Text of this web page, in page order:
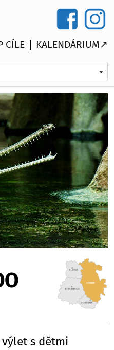
CÍLE KALENDÁRIUM↗
s dětmi